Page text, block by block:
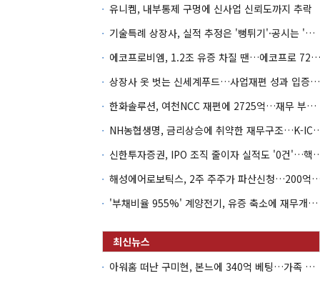
유니켐, 내부통제 구멍에 신사업 신뢰도까지 추락
기술특례 상장사, 실적 추정은 '뻥튀기'·공시는 '누락'
에코프로비엠, 1.2조 유증 차질 땐…에코프로 7270억 '독박'
상장사 옷 벗는 신세계푸드…사업재편 성과 입증할까
한화솔루션, 여천NCC 재편에 2725억…재무 부담 커지나
NH농협생명, 금리상승에 취
신한투자증권, IPO 조직 줄
해성에어로보틱스, 2주 주주가 파산
'부채비율 955%' 계양전기, 유증 축소에 재무개선 효과 '뚝'
아워홈 떠난 구미현, 본느에 340억 베팅…가족 지배체제 구축